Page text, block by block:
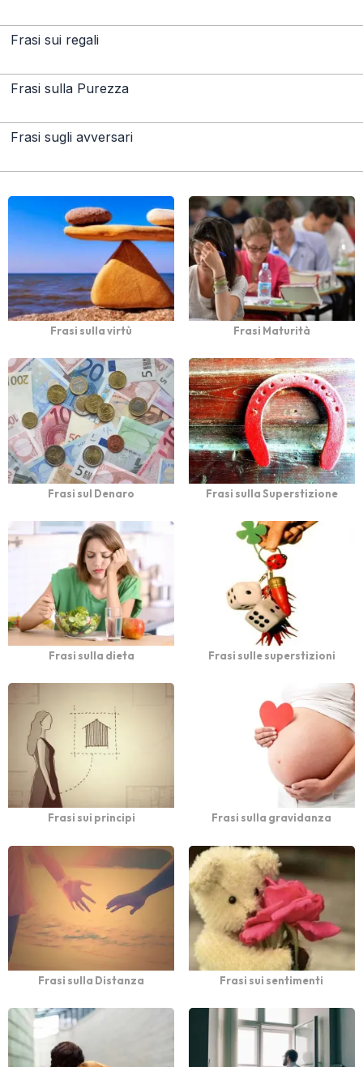
Frasi sui regali
Frasi sulla Purezza
Frasi sugli avversari
Frasi sulla virtù Frasi Maturità
Frasi sul Denaro Frasi sulla Superstizione
Frasi sulla dieta Frasi sulle superstizioni
Frasi sui principi Frasi sulla gravidanza
Frasi sulla Distanza Frasi sui sentimenti